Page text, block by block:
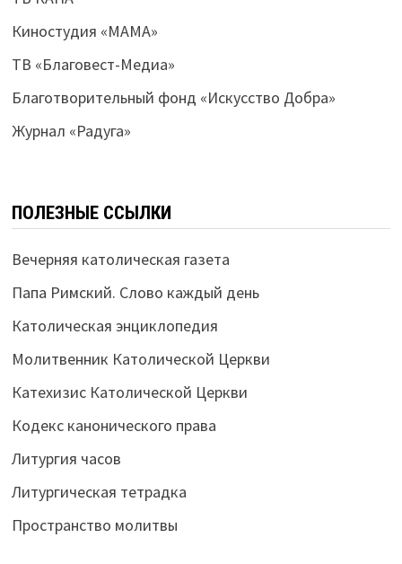
Киностудия «МАМА»
ТВ «Благовест-Медиа»
Благотворительный фонд «Искусство Добра»
Журнал «Радуга»
ПОЛЕЗНЫЕ ССЫЛКИ
Вечерняя католическая газета
Папа Римский. Слово каждый день
Католическая энциклопедия
Молитвенник Католической Церкви
Катехизис Католической Церкви
Кодекс канонического права
Литургия часов
Литургическая тетрадка
Пространство молитвы